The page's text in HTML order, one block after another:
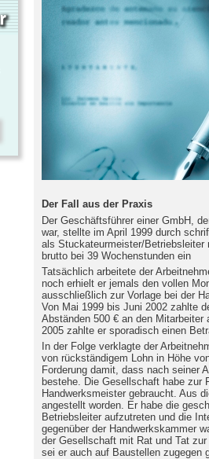
Der Fall aus der Praxis
Der Geschäftsführer einer GmbH,
war, stellte im April 1999 durch
als Stuckateurmeister/
brutto bei 39 Wochenstunden ein
Tatsächlich arbeitete der
noch erhielt er jemals den vollen
ausschließlich zur Vorlage bei der
Von Mai 1999 bis Juni 2002 zahlte
Abständen 500 € an den
2005 zahlte er sporadisch einen
In der Folge verklagte der
von rückständigem Lohn in Höhe
Forderung damit, dass nach seiner
bestehe. Die Gesellschaft habe zur
Handwerksmeister gebraucht. Aus
angestellt worden. Er habe die
Betriebsleiter aufzutreten und die
gegenüber der Handwerkskammer
der Gesellschaft mit Rat und Tat
sei er auch auf Baustellen zugegen